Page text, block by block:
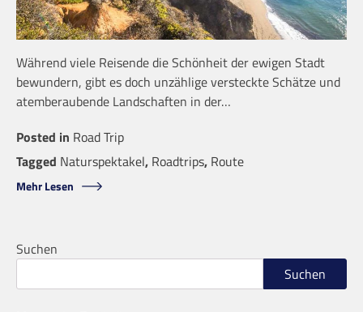
Während viele Reisende die Schönheit der ewigen Stadt
bewundern, gibt es doch unzählige versteckte Schätze und
atemberaubende Landschaften in der…
Posted in Road Trip
Tagged Naturspektakel, Roadtrips, Route
Mehr Lesen
Suchen
Suchen